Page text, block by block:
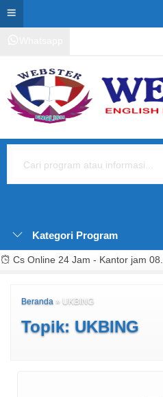
Kategori Program
Cs Online 24 Jam - Kantor jam
Beranda » UKBING
Topik: UKBING